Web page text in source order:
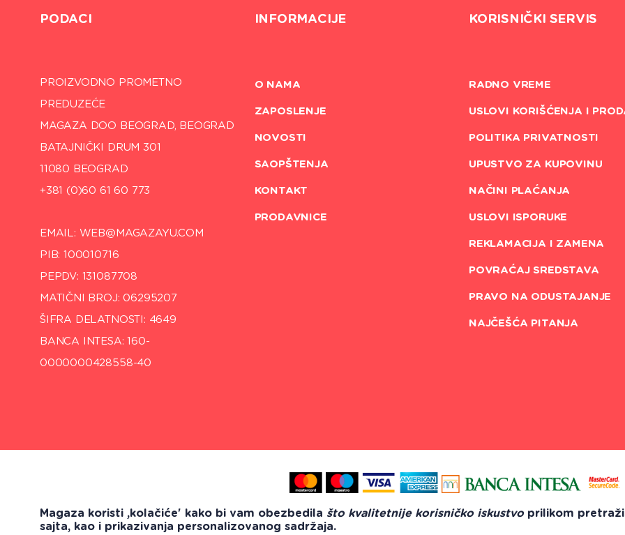
PODACI
PROIZVODNO PROMETNO
PREDUZEĆE
MAGAZA DOO BEOGRAD, BEOGRAD
BATAJNIČKI DRUM 301
11080 BEOGRAD
+381 (0)60 61 60 773
EMAIL: WEB@MAGAZAYU.COM
PIB: 100010716
PEPDV: 131087708
MATIČNI BROJ: 06295207
ŠIFRA DELATNOSTI: 4649
BANCA INTESA: 160-
0000000428558-40
INFORMACIJE
O NAMA
ZAPOSLENJE
NOVOSTI
SAOPŠTENJA
KONTAKT
PRODAVNICE
KORISNIČKI SERVIS
RADNO VREME
USLOVI KORIŠĆENJA I
POLITIKA PRIVATNOSTI
UPUSTVO ZA KUPOVINU
NAČINI PLAĆANJA
USLOVI ISPORUKE
REKLAMACIJA I ZAMENA
POVRAĆAJ SREDSTAVA
PRAVO NA ODUSTAJANJE
NAJČEŠĆA PITANJA
Sva prava zadržana 2018
Magaza koristi ,kolačiće' kako bi vam obezbedila što kvalitetnije korisničko iskustvoprilikom
sajta, kao i prikazivanja personalizovanog sadržaja.